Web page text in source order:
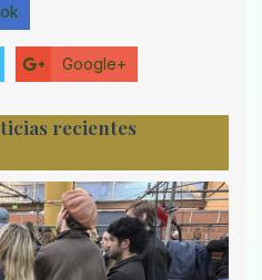
Google+
recientes